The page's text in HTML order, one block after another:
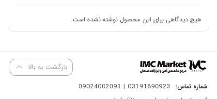
جنس شیلنگ
شیلنگ فنری 15 متری کنزاکس مدل KCH-115با توجه به اندازه مناسب
برای بسیاری از موارد مورد استفاده قرار می گیرد. این محصول با مقاومت
بالا و کیفیت عالی، قابلیت کار در دمای 20 تا 60 درجه سانتی گراد را دارد
هیچ دیدگاهی برای این محصول نوشته نشده است.
بازگشت به بالا
شماره تماس: 03191690923 | 09024002093